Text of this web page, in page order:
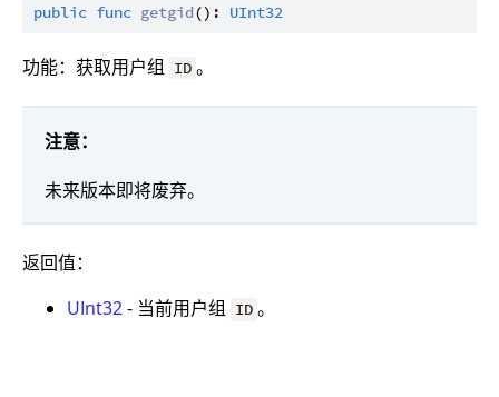
public func getgid(): UInt32
功能：获取用户组 ID 。
注意：
未来版本即将废弃。
返回值：
UInt32- 当前用户组 ID 。